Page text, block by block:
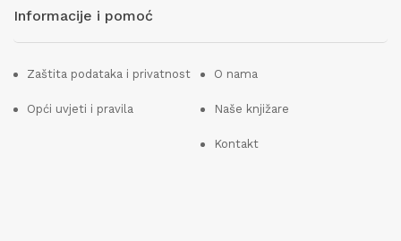
Informacije i pomoć
Zaštita podataka i privatnost
Opći uvjeti i pravila
O nama
Naše knjižare
Kontakt